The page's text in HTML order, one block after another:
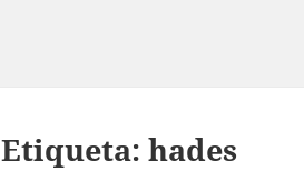
Etiqueta:hades